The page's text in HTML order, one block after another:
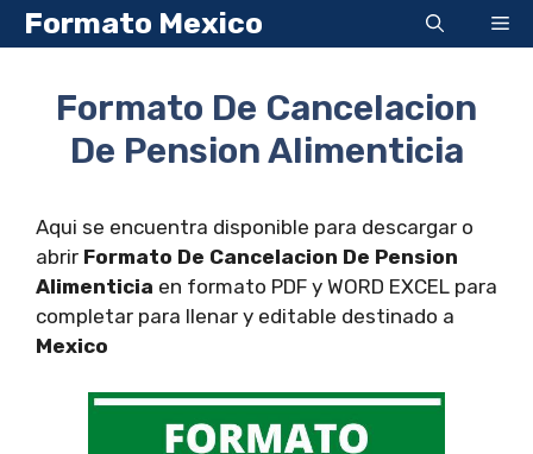
Saltar
al
Formato Mexico
Formato De Cancelacion
De Pension Alimenticia
Aqui se encuentra disponible para descargar o
abrir Formato De Cancelacion De Pension
Alimenticia en formato PDF y WORD EXCEL para
completar para llenar y editable destinado a
Mexico